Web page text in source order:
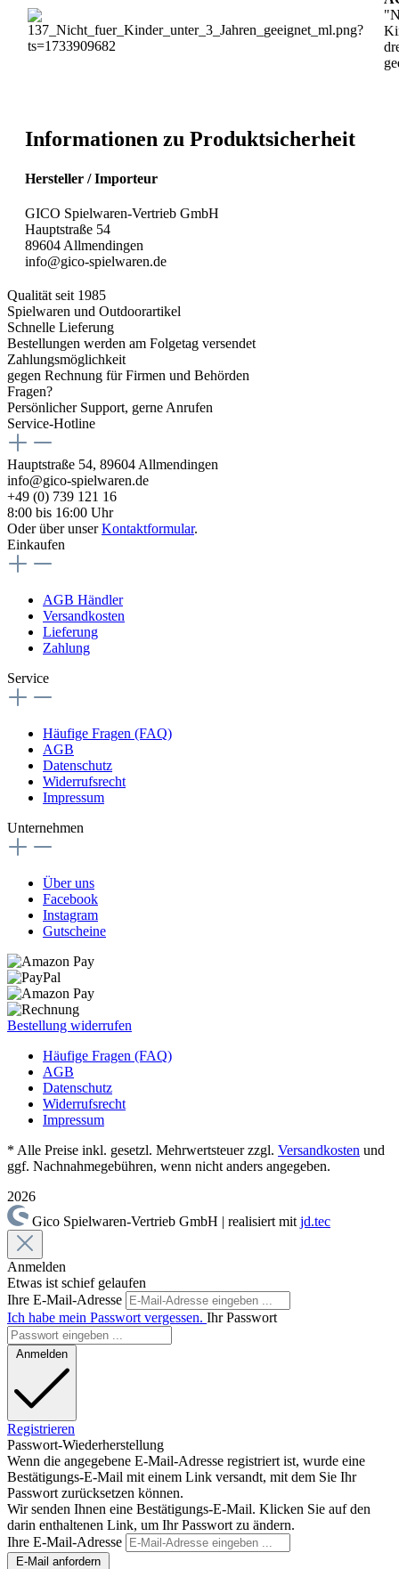
Informationen zu Produktsicherheit
Hersteller / Importeur
GICO Spielwaren-Vertrieb GmbH
Hauptstraße 54
89604 Allmendingen
info@gico-spielwaren.de
Qualität seit 1985
Spielwaren und Outdoorartikel
Schnelle Lieferung
Bestellungen werden am Folgetag versendet
Zahlungsmöglichkeit
gegen Rechnung für Firmen und Behörden
Fragen?
Persönlicher Support, gerne Anrufen
Service-Hotline
Hauptstraße 54, 89604 Allmendingen
info@gico-spielwaren.de
+49 (0) 739 121 16
8:00 bis 16:00 Uhr
Oder über unserKontaktformular.
Einkaufen
AGB Händler
Versandkosten
Lieferung
Zahlung
Service
Häufige Fragen (FAQ)
AGB
Datenschutz
Widerrufsrecht
Impressum
Unternehmen
Über uns
Facebook
Instagram
Gutscheine
Bestellung widerrufen
Häufige Fragen (FAQ)
AGB
Datenschutz
Widerrufsrecht
Impressum
* Alle Preise inkl. gesetzl. Mehrwertsteuer zzgl. Versandkosten und
ggf. Nachnahmegebühren, wenn nicht anders angegeben.
2026
Gico Spielwaren-Vertrieb GmbH | realisiert mit jd.tec
Anmelden
Etwas ist schief gelaufen
Ihre E-Mail-Adresse
Ich habe mein Passwort vergessen. Ihr Passwort
Anmelden
Registrieren
Passwort-Wiederherstellung
Wenn die angegebene E-Mail-Adresse registriert ist, wurde eine
Bestätigungs-E-Mail mit einem Link versandt, mit dem Sie Ihr
Passwort zurücksetzen können.
Wir senden Ihnen eine Bestätigungs-E-Mail. Klicken Sie auf den
darin enthaltenen Link, um Ihr Passwort zu ändern.
Ihre E-Mail-Adresse
E-Mail anfordern